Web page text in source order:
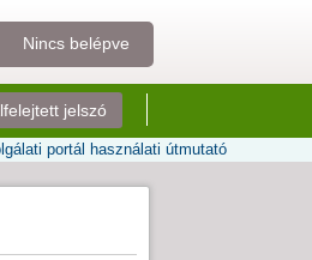
Nincs belépve
jelszó
portál használati útmutató